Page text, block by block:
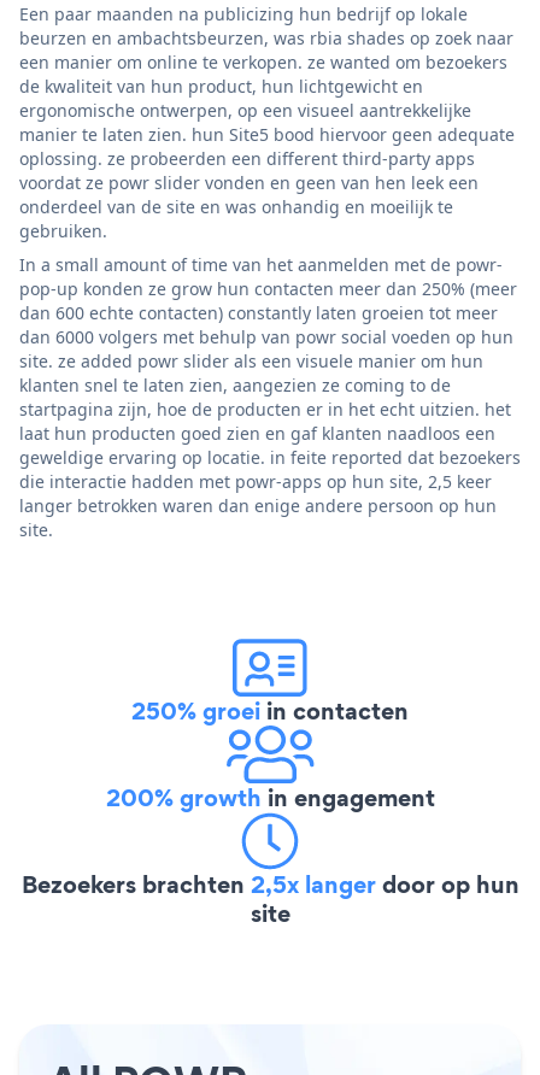
Een paar maanden na publicizing hun bedrijf op lokale
beurzen en ambachtsbeurzen, was rbia shades op zoek naar
een manier om online te verkopen. ze wanted om bezoekers
de kwaliteit van hun product, hun lichtgewicht en
ergonomische ontwerpen, op een visueel aantrekkelijke
manier te laten zien. hun Site5 bood hiervoor geen adequate
oplossing. ze probeerden een different third-party apps
voordat ze powr slider vonden en geen van hen leek een
onderdeel van de site en was onhandig en moeilijk te
gebruiken.
In a small amount of time van het aanmelden met de powr-
pop-up konden ze grow hun contacten meer dan 250% (meer
dan 600 echte contacten) constantly laten groeien tot meer
dan 6000 volgers met behulp van powr social voeden op hun
site. ze added powr slider als een visuele manier om hun
klanten snel te laten zien, aangezien ze coming to de
startpagina zijn, hoe de producten er in het echt uitzien. het
laat hun producten goed zien en gaf klanten naadloos een
geweldige ervaring op locatie. in feite reported dat bezoekers
die interactie hadden met powr-apps op hun site, 2,5 keer
langer betrokken waren dan enige andere persoon op hun
site.
250% groei in contacten
200% growth in engagement
Bezoekers brachten 2,5x langerdoor op hun
site